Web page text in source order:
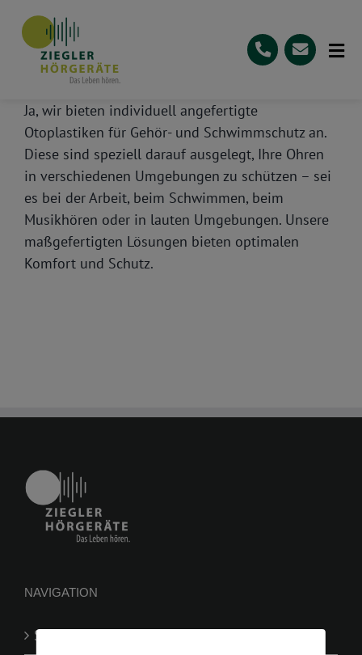
content
Startseite
Leistungen
Über
Bewertungen
0721 94 54 54 40
Ja, wir bieten individuell angefertigte
Otoplastiken für Gehör- und Schwimmschutz an.
Diese sind speziell darauf ausgelegt, Ihre Ohren
in verschiedenen Umgebungen zu schützen – sei
es bei der Arbeit, beim Schwimmen, beim
Musikhören oder in lauten Umgebungen. Unsere
maßgefertigten Lösungen bieten optimalen
Komfort und Schutz.
NAVIGATION
Startseite